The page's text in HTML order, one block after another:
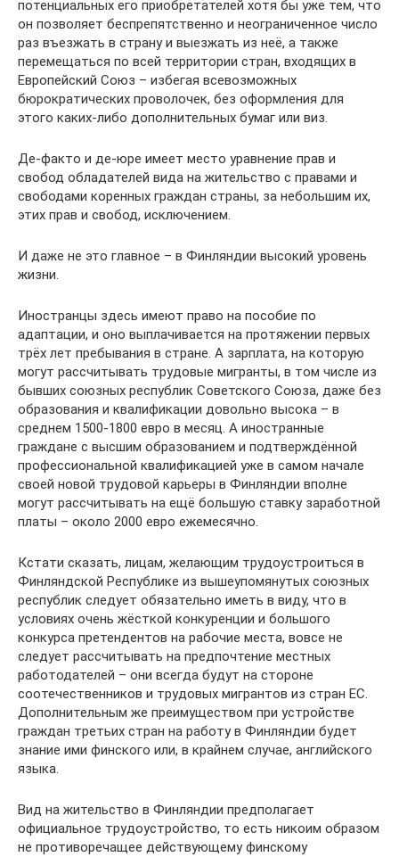
потенциальных его приобретателей хотя бы уже тем, что
он позволяет беспрепятственно и неограниченное число
раз въезжать в страну и выезжать из неё, а также
перемещаться по всей территории стран, входящих в
Европейский Союз – избегая всевозможных
бюрократических проволочек, без оформления для
этого каких-либо дополнительных бумаг или виз.
Де-факто и де-юре имеет место уравнение прав и
свобод обладателей вида на жительство с правами и
свободами коренных граждан страны, за небольшим их,
этих прав и свобод, исключением.
И даже не это главное – в Финляндии высокий уровень
жизни.
Иностранцы здесь имеют право на пособие по
адаптации, и оно выплачивается на протяжении первых
трёх лет пребывания в стране. А зарплата, на которую
могут рассчитывать трудовые мигранты, в том числе из
бывших союзных республик Советского Союза, даже без
образования и квалификации довольно высока – в
среднем 1500-1800 евро в месяц. А иностранные
граждане с высшим образованием и подтверждённой
профессиональной квалификацией уже в самом начале
своей новой трудовой карьеры в Финляндии вполне
могут рассчитывать на ещё большую ставку заработной
платы – около 2000 евро ежемесячно.
Кстати сказать, лицам, желающим трудоустроиться в
Финляндской Республике из вышеупомянутых союзных
республик следует обязательно иметь в виду, что в
условиях очень жёсткой конкуренции и большого
конкурса претендентов на рабочие места, вовсе не
следует рассчитывать на предпочтение местных
работодателей – они всегда будут на стороне
соотечественников и трудовых мигрантов из стран ЕС.
Дополнительным же преимуществом при устройстве
граждан третьих стран на работу в Финляндии будет
знание ими финского или, в крайнем случае, английского
языка.
Вид на жительство в Финляндии предполагает
официальное трудоустройство, то есть никоим образом
не противоречащее действующему финскому